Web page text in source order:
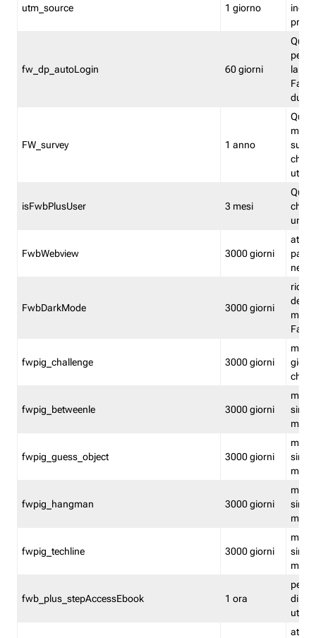
utm_source 1 giorno
fw_dp_autoLogin 60 giorni
la
FW_survey 1 anno
utenti
isFwbPlusUser 3 mesi
che
una
FwbWebview 3000 giorni
attiva
FwbDarkMode 3000 giorni
fwpig_challenge 3000 giorni
fwpig_betweenle 3000 giorni
fwpig_guess_object 3000 giorni
fwpig_hangman 3000 giorni
fwpig_techline 3000 giorni
fwb_plus_stepAccessEbook 1 ora
di un
attiva